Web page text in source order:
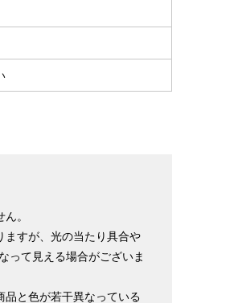
。
すが、光の当たり具合や
って見える場合がございま
と色が若干異なっている